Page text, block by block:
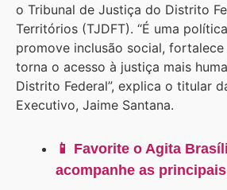
o Tribunal de Justiça do Distrito
Territórios (TJDFT). “É uma
promove inclusão social,
torna o acesso à justiça mais
Distrito Federal”, explica o titular
Executivo, Jaime Santana.
📱 Favorite o Agita
acompanhe as